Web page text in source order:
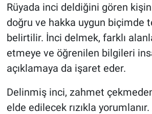
Rüyada inci deldiğini gören
doğru ve hakka uygun biçimde
belirtilir. İnci delmek, farklı
etmeye ve öğrenilen bilgileri
açıklamaya da işaret eder.
Delinmiş inci, zahmet
elde edilecek rızıkla